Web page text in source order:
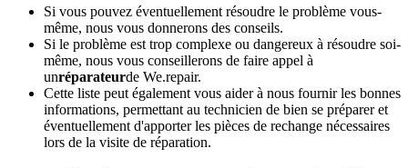
Si vous pouvez éventuellement résoudre le problème vous-
même, nous vous donnerons des conseils.
Si le problème est trop complexe ou dangereux à résoudre soi-
même, nous vous conseillerons de faire appel à
unréparateurde We.repair.
Cette liste peut également vous aider à nous fournir les bonnes
informations, permettant au technicien de bien se préparer et
éventuellement d'apporter les pièces de rechange nécessaires
lors de la visite de réparation.